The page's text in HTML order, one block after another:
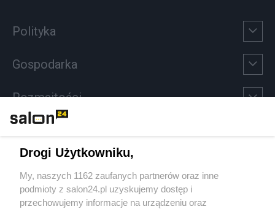
Polityka
Gospodarka
Rozmaitości
Sport
Społeczeństwo
Drogi Użytkowniku,
My, naszych 1162 zaufanych partnerów oraz inne
podmioty z salon24.pl uzyskujemy dostęp i
przechowujemy informacje na urządzeniu oraz